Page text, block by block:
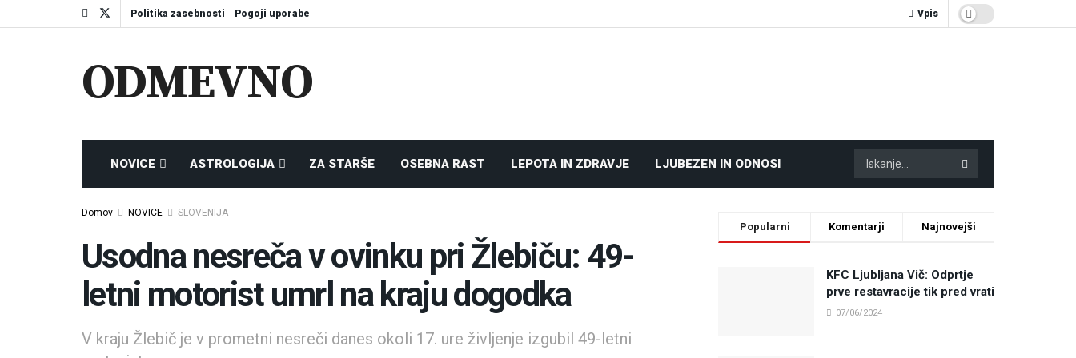
Politika zasebnosti Pogoji uporabe Vpis
ODMEVNO
NOVICE ASTROLOGIJA ZA STARŠE OSEBNA RAST LEPOTA IN ZDRAVJE LJUBEZEN IN ODNOSI
Domov NOVICE SLOVENIJA
Usodna nesreča v ovinku pri Žlebiču: 49-
letni motorist umrl na kraju dogodka
V kraju Žlebič je v prometni nesreči danes okoli 17. ure življenje izgubil 49-letni
Popularni Komentarji Najnovejši
KFC Ljubljana Vič: Odprtje
prve restavracije tik pred vrati
07/06/2024